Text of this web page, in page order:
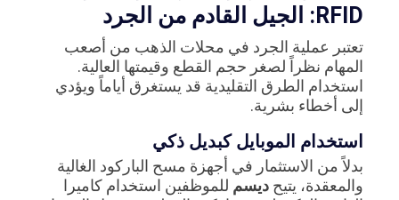
RFID: الجيل القادم من الجرد
تعتبر عملية الجرد في محلات الذهب من أصعب
المهام نظراً لصغر حجم القطع وقيمتها العالية.
استخدام الطرق التقليدية قد يستغرق أياماً ويؤدي
إلى أخطاء بشرية.
استخدام الموبايل كبديل ذكي
بدلاً من الاستثمار في أجهزة مسح الباركود الغالية
والمعقدة، يتيح ديسم للموظفين استخدام كاميرا